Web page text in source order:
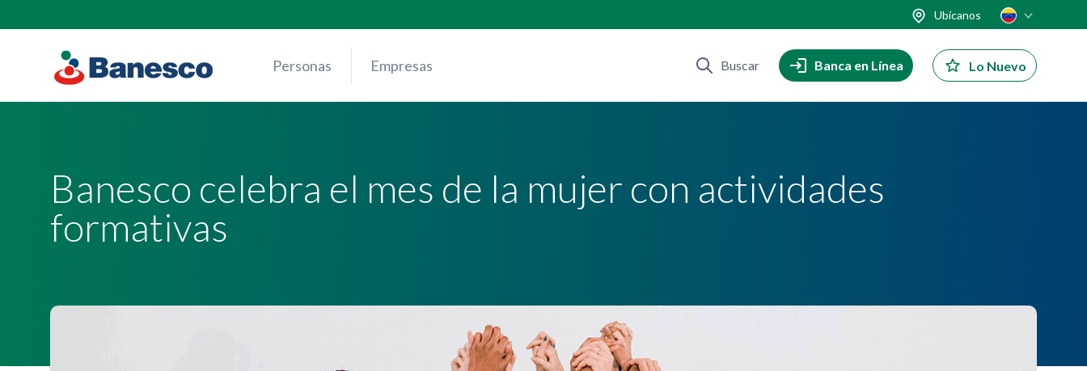
content
Ubícanos
Personas Empresas Buscar Banca en Línea Lo Nuevo
Banesco celebra el mes de la mujer con actividades
formativas